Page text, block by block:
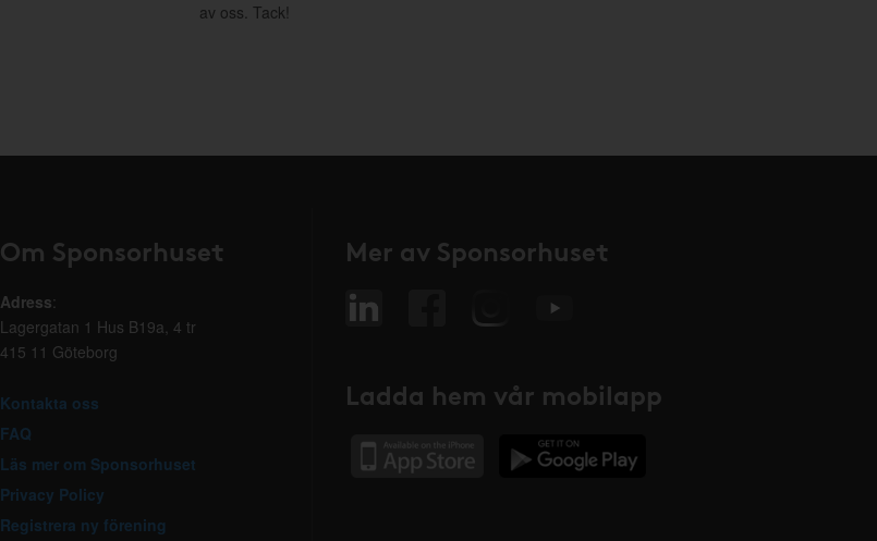
av oss. Tack!
Om Sponsorhuset
Adress:
Lagergatan 1 Hus B19a, 4 tr
415 11 Göteborg
Kontakta oss
FAQ
Läs mer om Sponsorhuset
Privacy Policy
Registrera ny förening
Mer av Sponsorhuset
Ladda hem vår mobilapp